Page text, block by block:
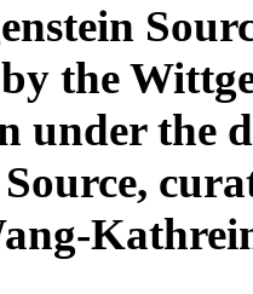
the
under the